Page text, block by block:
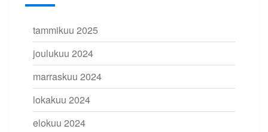
tammikuu 2025
joulukuu 2024
marraskuu 2024
lokakuu 2024
elokuu 2024